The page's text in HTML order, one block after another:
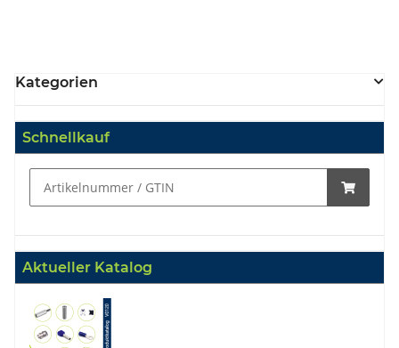
Kategorien
Schnellkauf
Aktueller Katalog